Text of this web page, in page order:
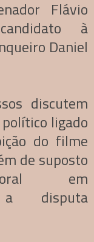
Flávio
à
Daniel
discutem
ligado
do filme
de suposto
em
a disputa